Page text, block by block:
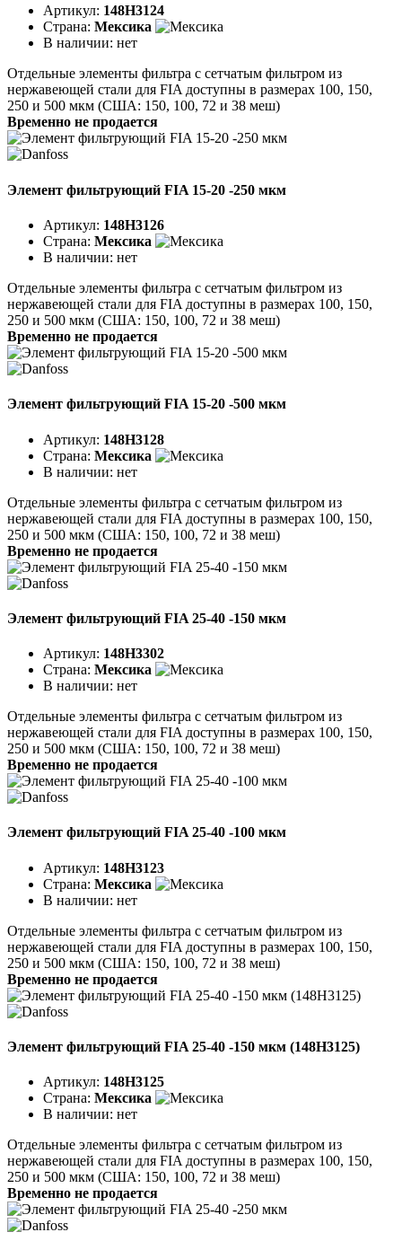
Артикул: 148H3124
Страна: Мексика
В наличии: нет
Отдельные элементы фильтра с сетчатым фильтром из
нержавеющей стали для FIA доступны в размерах 100, 150,
250 и 500 мкм (США: 150, 100, 72 и 38 меш)
Временно не продается
Элемент фильтрующий FIA 15-20 -250 мкм
Артикул: 148H3126
Страна: Мексика
В наличии: нет
Отдельные элементы фильтра с сетчатым фильтром из
нержавеющей стали для FIA доступны в размерах 100, 150,
250 и 500 мкм (США: 150, 100, 72 и 38 меш)
Временно не продается
Элемент фильтрующий FIA 15-20 -500 мкм
Артикул: 148H3128
Страна: Мексика
В наличии: нет
Отдельные элементы фильтра с сетчатым фильтром из
нержавеющей стали для FIA доступны в размерах 100, 150,
250 и 500 мкм (США: 150, 100, 72 и 38 меш)
Временно не продается
Элемент фильтрующий FIA 25-40 -150 мкм
Артикул: 148H3302
Страна: Мексика
В наличии: нет
Отдельные элементы фильтра с сетчатым фильтром из
нержавеющей стали для FIA доступны в размерах 100, 150,
250 и 500 мкм (США: 150, 100, 72 и 38 меш)
Временно не продается
Элемент фильтрующий FIA 25-40 -100 мкм
Артикул: 148H3123
Страна: Мексика
В наличии: нет
Отдельные элементы фильтра с сетчатым фильтром из
нержавеющей стали для FIA доступны в размерах 100, 150,
250 и 500 мкм (США: 150, 100, 72 и 38 меш)
Временно не продается
Элемент фильтрующий FIA 25-40 -150 мкм (148H3125)
Артикул: 148H3125
Страна: Мексика
В наличии: нет
Отдельные элементы фильтра с сетчатым фильтром из
нержавеющей стали для FIA доступны в размерах 100, 150,
250 и 500 мкм (США: 150, 100, 72 и 38 меш)
Временно не продается